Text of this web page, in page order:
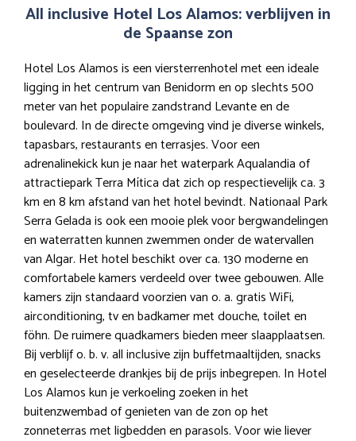
All inclusive Hotel Los Alamos: verblijven in
de Spaanse zon
Hotel Los Alamos is een viersterrenhotel met een ideale
ligging in het centrum van Benidorm en op slechts 500
meter van het populaire zandstrand Levante en de
boulevard. In de directe omgeving vind je diverse winkels,
tapasbars, restaurants en terrasjes. Voor een
adrenalinekick kun je naar het waterpark Aqualandia of
attractiepark Terra Mítica dat zich op respectievelijk ca. 3
km en 8 km afstand van het hotel bevindt. Nationaal Park
Serra Gelada is ook een mooie plek voor bergwandelingen
en waterratten kunnen zwemmen onder de watervallen
van Algar. Het hotel beschikt over ca. 130 moderne en
comfortabele kamers verdeeld over twee gebouwen. Alle
kamers zijn standaard voorzien van o. a. gratis WiFi,
airconditioning, tv en badkamer met douche, toilet en
föhn. De ruimere quadkamers bieden meer slaapplaatsen.
Bij verblijf o. b. v. all inclusive zijn buffetmaaltijden, snacks
en geselecteerde drankjes bij de prijs inbegrepen. In Hotel
Los Alamos kun je verkoeling zoeken in het
buitenzwembad of genieten van de zon op het
zonneterras met ligbedden en parasols. Voor wie liever